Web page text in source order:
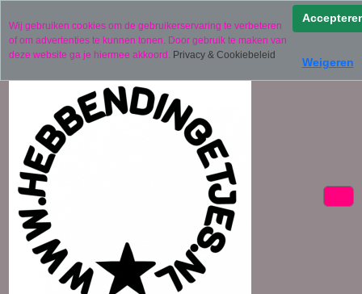
gepersonaliseerde producten)
06 11441834
Wij gebruiken cookies om de gebruikerservaring te verbeteren
of om advertenties te kunnen tonen. Door gebruik te maken van
deze website ga je hiermee akkoord. Privacy & Cookiebeleid
Weigeren